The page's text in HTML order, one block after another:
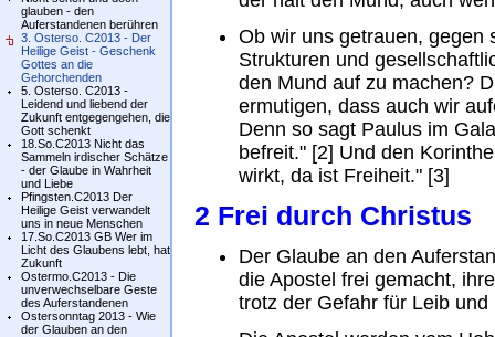
glauben - den
Auferstandenen berühren
3. Osterso. C2013 - Der
Heilige Geist - Geschenk
Gottes an die
Gehorchenden
5. Osterso. C2013 -
Leidend und liebend der
Zukunft entgegengehen, die
Gott schenkt
18.So.C2013 Nicht das
Sammeln irdischer Schätze
- der Glaube in Wahrheit
und Liebe
Pfingsten.C2013 Der
Heilige Geist verwandelt
uns in neue Menschen
17.So.C2013 GB Wer im
Licht des Glaubens lebt, hat
Zukunft
Ostermo.C2013 - Die
unverwechselbare Geste
des Auferstandenen
Ostersonntag 2013 - Wie
der Glauben an den
Ob wir uns getrauen, gegen
Strukturen und
den Mund auf zu machen?
ermutigen, dass auch wir
Denn so sagt Paulus im
befreit." [2] Und den
wirkt, da ist Freiheit." [3]
2 Frei durch Christus
Der Glaube an den
die Apostel frei gemacht,
trotz der Gefahr für Leib und